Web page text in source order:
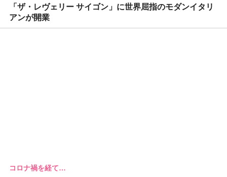
「ザ・レヴェリー サイゴン」に世界屈指のモダンイタリ
アンが開業
コロナ禍を経て…